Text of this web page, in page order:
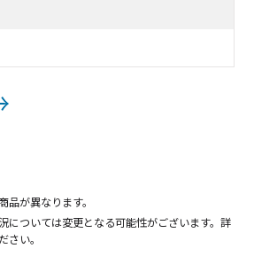
品が異なります。
については変更となる可能性がございます。詳
さい。